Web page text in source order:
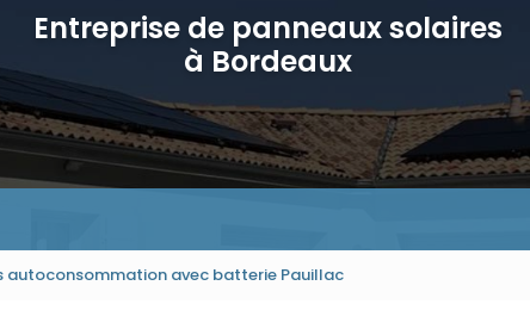
Entreprise de panneaux solaires
à Bordeaux
autoconsommation avec batterie Pauillac